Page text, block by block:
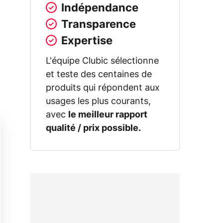
Indépendance
Transparence
Expertise
L'équipe Clubic sélectionne
et teste des centaines de
produits qui répondent aux
usages les plus courants,
avec
le meilleur rapport
qualité / prix possible.